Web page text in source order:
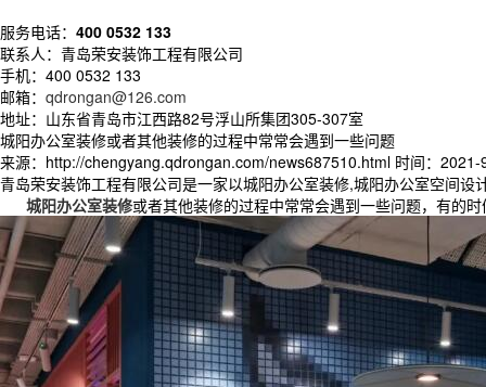
服务电话： 400 0532 133
联系人：青岛荣安装饰工程有限公司
手机：400 0532 133
邮箱： qdrongan@126.com
地址：山东省青岛市江西路82号浮山所集团305-307室
城阳办公室装修或者其他装修的过程中常常会遇到一些问题
来源：http://chengyang.qdrongan.com/news687510.html 时间：
青岛荣安装饰工程有限公司是一家以城阳办公室装修,城阳办公室空间
城阳办公室装修或者其他装修的过程中常常会遇到一些问题，有的